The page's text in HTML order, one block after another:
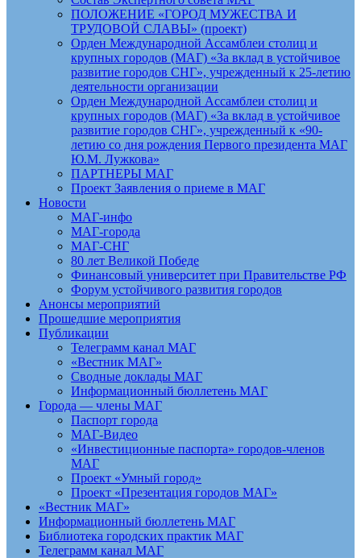
ПОЛОЖЕНИЕ «ГОРОД МУЖЕСТВА И
ТРУДОВОЙ СЛАВЫ» (проект)
Орден Международной Ассамблеи столиц и
крупных городов (МАГ) «За вклад в устойчивое
развитие городов СНГ», учрежденный к 25-летию
деятельности организации
Орден Международной Ассамблеи столиц и
крупных городов (МАГ) «За вклад в устойчивое
развитие городов СНГ», учрежденный к «90-
летию со дня рождения Первого президента МАГ
Ю.М. Лужкова»
ПАРТНЕРЫ МАГ
Проект Заявления о приеме в МАГ
Новости
МАГ-инфо
МАГ-города
МАГ-СНГ
80 лет Великой Победе
Финансовый университет при Правительстве РФ
Форум устойчивого развития городов
Анонсы мероприятий
Прошедшие мероприятия
Публикации
Телеграмм канал МАГ
«Вестник МАГ»
Сводные доклады МАГ
Информационный бюллетень МАГ
Города — члены МАГ
Паспорт города
МАГ-Видео
«Инвестиционные паспорта» городов-членов
МАГ
Проект «Умный город»
Проект «Презентация городов МАГ»
«Вестник МАГ»
Информационный бюллетень МАГ
Библиотека городских практик МАГ
Телеграмм канал МАГ